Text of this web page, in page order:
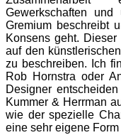
Gewerkschaften
Gremium beschreibt
Konsens geht.
auf den
zu beschreiben. Ich
Rob Hornstra oder
Designer
Kummer & Herrman
wie der spezielle
eine sehr eigene